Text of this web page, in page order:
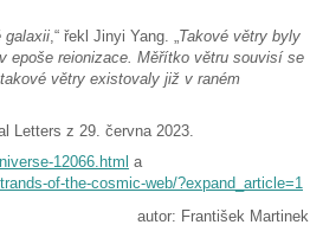
galaxii,“ řekl Jinyi Yang. „Takové větry byly
epoše reionizace. Měřítko větru souvisí se
větry existovaly již v raném
Letters z 29. června 2023.
12066.html a
of-the-cosmic-web/?expand_article=1
autor: František Martinek